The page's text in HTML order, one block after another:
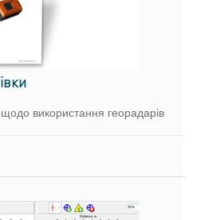
щодо використання георадарів